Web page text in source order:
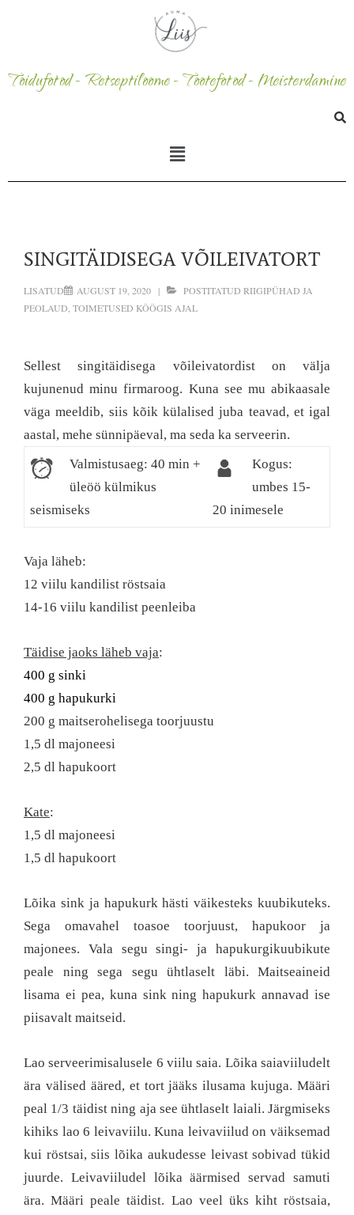
Toidufotod - Retseptiloome - Tootefotod - Meisterdamine
SINGITÄIDISEGA VÕILEIVATORT
LISATUD AUGUST 19, 2020 POSTITATUD RIIGIPÜHAD JA
PEOLAUD, TOIMETUSED KÖÖGIS AJAL
Sellest singitäidisega võileivatordist on välja
kujunenud minu firmaroog. Kuna see mu abikaasale
väga meeldib, siis kõik külalised juba teavad, et igal
aastal, mehe sünnipäeval, ma seda ka serveerin.
Valmistusaeg: 40 min +
üleöö külmikus
seismiseks
Kogus:
umbes 15-
20 inimesele
Vaja läheb:
12 viilu kandilist röstsaia
14-16 viilu kandilist peenleiba
Täidise jaoks läheb vaja:
400 g sinki
400 g hapukurki
200 g maitserohelisega toorjuustu
1,5 dl majoneesi
2,5 dl hapukoort
Kate:
1,5 dl majoneesi
1,5 dl hapukoort
Lõika sink ja hapukurk hästi väikesteks kuubikuteks.
Sega omavahel toasoe toorjuust, hapukoor ja
majonees. Vala segu singi- ja hapukurgikuubikute
peale ning sega segu ühtlaselt läbi. Maitseaineid
lisama ei pea, kuna sink ning hapukurk annavad ise
piisavalt maitseid.
Lao serveerimisalusele 6 viilu saia. Lõika saiaviiludelt
ära välised ääred, et tort jääks ilusama kujuga. Määri
peal 1/3 täidist ning aja see ühtlaselt laiali. Järgmiseks
kihiks lao 6 leivaviilu. Kuna leivaviilud on väiksemad
kui röstsai, siis lõika aukudesse leivast sobivad tükid
juurde. Leivaviiludel lõika äärmised servad samuti
ära. Määri peale täidist. Lao veel üks kiht röstsaia,